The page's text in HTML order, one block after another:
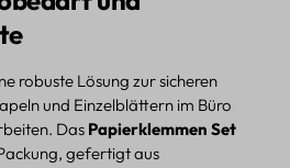
robuste Lösung zur sicheren
und Einzelblättern im Büro
Das Papierklemmen Set
gefertigt aus